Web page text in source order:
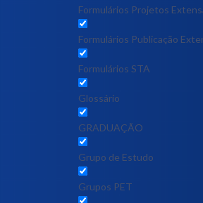
Formulários Projetos
Formulários Publicação
Formulários STA
Glossário
GRADUAÇÃO
Grupo de Estudo
Grupos PET